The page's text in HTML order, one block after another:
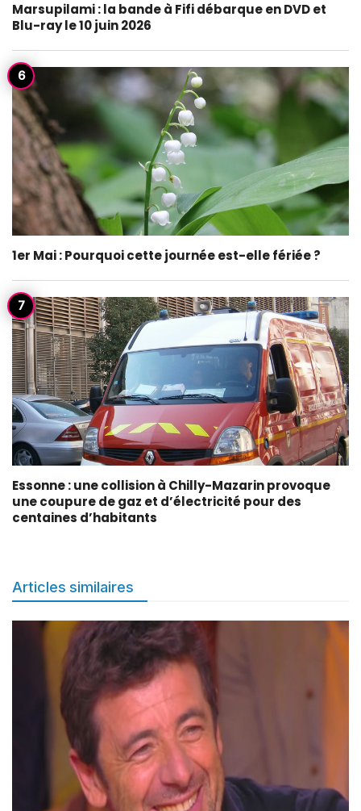
Marsupilami : la bande à Fifi débarque en DVD et
Blu-ray le 10 juin 2026
1er Mai : Pourquoi cette journée est-elle fériée ?
Essonne : une collision à Chilly-Mazarin provoque
une coupure de gaz et d’électricité pour des
centaines d’habitants
Articles similaires